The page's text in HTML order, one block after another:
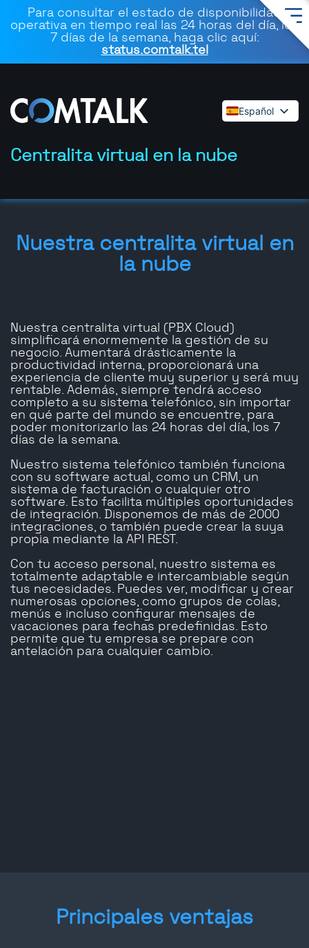
Para consultar el estado de disponibilidad
operativa en tiempo real las 24 horas del día, los
7 días de la semana, haga clic aquí:
status.comtalk.tel
Español
Română
Centralita virtual en la nube
Nuestra centralita virtual en
la nube
Nuestra centralita virtual (PBX Cloud)
simplificará enormemente la gestión de su
negocio. Aumentará drásticamente la
productividad interna, proporcionará una
experiencia de cliente muy superior y será muy
rentable. Además, siempre tendrá acceso
completo a su sistema telefónico, sin importar
en qué parte del mundo se encuentre, para
poder monitorizarlo las 24 horas del día, los 7
días de la semana.
Nuestro sistema telefónico también funciona
con su software actual, como un CRM, un
sistema de facturación o cualquier otro
software. Esto facilita múltiples oportunidades
de integración. Disponemos de más de 2000
integraciones, o también puede crear la suya
propia mediante la API REST.
Con tu acceso personal, nuestro sistema es
totalmente adaptable e intercambiable según
tus necesidades. Puedes ver, modificar y crear
numerosas opciones, como grupos de colas,
menús e incluso configurar mensajes de
vacaciones para fechas predefinidas. Esto
permite que tu empresa se prepare con
antelación para cualquier cambio.
Principales ventajas